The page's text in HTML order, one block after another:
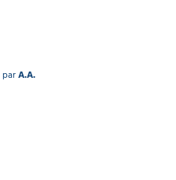
parA.A.